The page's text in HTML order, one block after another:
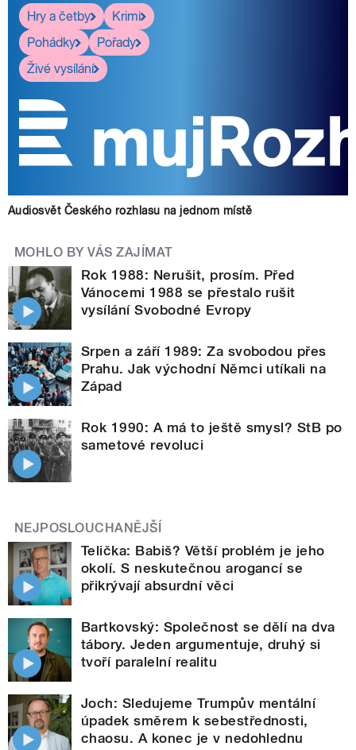
Hry a četby
Krimi
Pohádky
Pořady
Živé vysílání
Audiosvět Českého rozhlasu na jednom místě
MOHLO BY VÁS ZAJÍMAT
Rok 1988: Nerušit, prosím. Před
Vánocemi 1988 se přestalo rušit
vysílání Svobodné Evropy
Srpen a září 1989: Za svobodou přes
Prahu. Jak východní Němci utíkali na
Západ
Rok 1990: A má to ještě smysl? StB po
sametové revoluci
NEJPOSLOUCHANĚJŠÍ
Telička: Babiš? Větší problém je jeho
okolí. S neskutečnou arogancí se
přikrývají absurdní věci
Bartkovský: Společnost se dělí na dva
tábory. Jeden argumentuje, druhý si
tvoří paralelní realitu
Joch: Sledujeme Trumpův mentální
úpadek směrem k sebestřednosti,
chaosu. A konec je v nedohlednu